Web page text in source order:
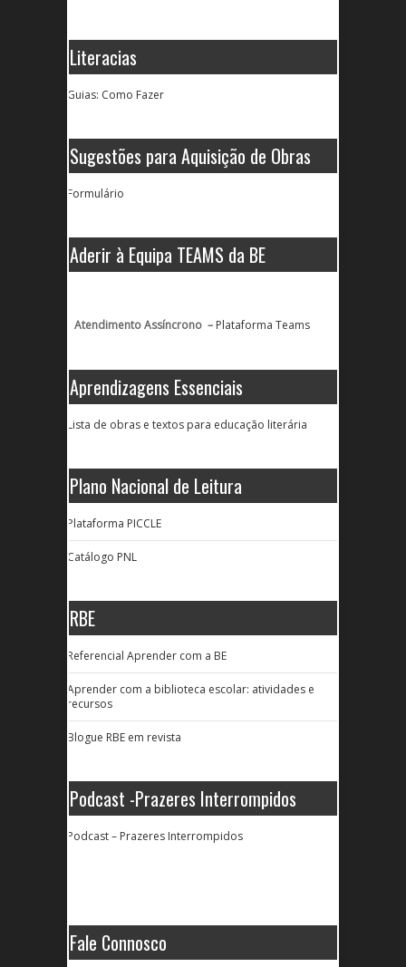
Literacias
Guias: Como Fazer
Sugestões para Aquisição de Obras
Formulário
Aderir à Equipa TEAMS da BE
Atendimento Assíncrono – Plataforma Teams
Aprendizagens Essenciais
Lista de obras e textos para educação literária
Plano Nacional de Leitura
Plataforma PICCLE
Catálogo PNL
RBE
Referencial Aprender com a BE
Aprender com a biblioteca escolar: atividades e
recursos
Blogue RBE em revista
Podcast -Prazeres Interrompidos
Podcast – Prazeres Interrompidos
Fale Connosco